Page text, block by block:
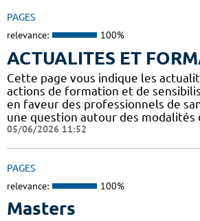
PAGES
relevance: 100%
ACTUALITES ET
Cette page vous indique les
actions de formation et de
en faveur des professionnels de
une question autour des modalités
05/06/2026 11:52
PAGES
relevance: 100%
Masters